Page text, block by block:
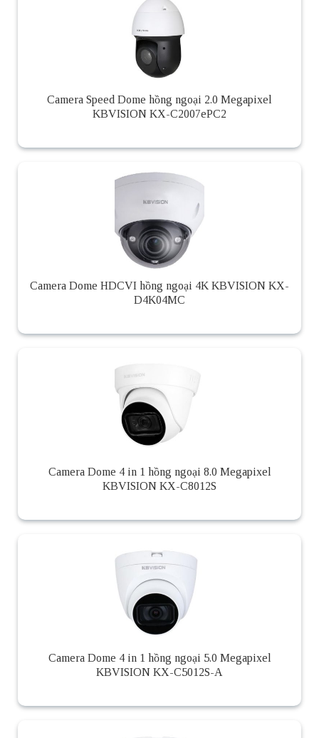
Camera Speed Dome hồng ngoại 2.0 Megapixel
KBVISION KX-C2007ePC2
Camera Dome HDCVI hồng ngoại 4K KBVISION KX-
D4K04MC
Camera Dome 4 in 1 hồng ngoại 8.0 Megapixel
KBVISION KX-C8012S
Camera Dome 4 in 1 hồng ngoại 5.0 Megapixel
KBVISION KX-C5012S-A